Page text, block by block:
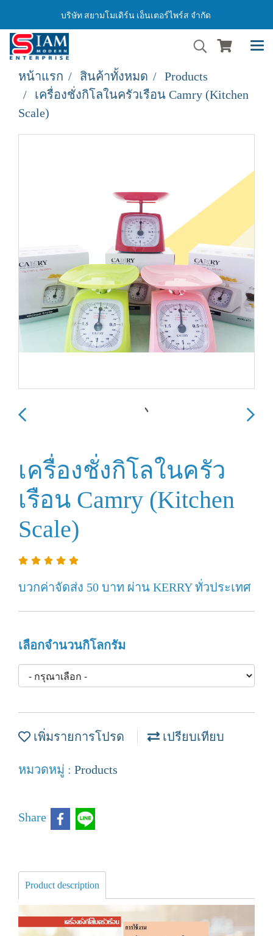
บริษัท สยามโมเดิร์น เอ็นเตอร์ไพร์ส จำกัด
หน้าแรก สินค้าทั้งหมด
Products
เครื่องชั่งกิโลในครัวเรือน Camry (Kitchen
Scale)
เครื่องชั่งกิโลในครัว
เรือน Camry (Kitchen
Scale)
บวกค่าจัดส่ง 50 บาท ผ่าน KERRY ทั่วประเทศ
เลือกจำนวนกิโลกรัม
เพิ่มรายการโปรด เปรียบเทียบ
หมวดหมู่ : Products
Share
Product description